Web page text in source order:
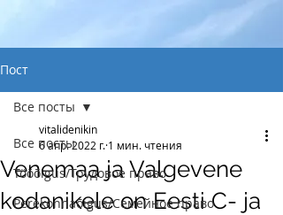
Пост
Все посты
Tööõigus/Трудовое право
Perekonnaõigus/Семейное право
Все посты
Venemaa ja Valgevene
kodanikele on Eesti C- ja
vitalidenikin
6 апр. 2022 г. 1 мин. чтения